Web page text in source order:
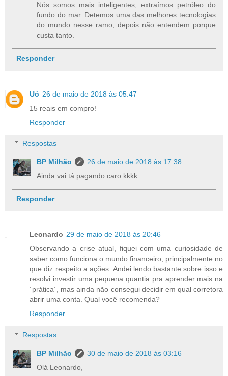
Nós somos mais inteligentes, extraímos petróleo do
fundo do mar. Detemos uma das melhores tecnologias
do mundo nesse ramo, depois não entendem porque
custa tanto.
Responder
Uó 26 de maio de 2018 às 05:47
15 reais em compro!
Responder
Respostas
BP Milhão
26 de maio de 2018 às 17:38
Ainda vai tá pagando caro kkkk
Responder
Leonardo 29 de maio de 2018 às 20:46
Observando a crise atual, fiquei com uma curiosidade de
saber como funciona o mundo financeiro, principalmente no
que diz respeito a ações. Andei lendo bastante sobre isso e
resolvi investir uma pequena quantia pra aprender mais na
´prática´, mas ainda não consegui decidir em qual corretora
abrir uma conta. Qual você recomenda?
Responder
Respostas
BP Milhão
30 de maio de 2018 às 03:16
Olá Leonardo,